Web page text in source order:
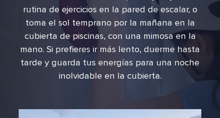
rutina de ejercicios en la pared de escalar, o
toma el sol temprano por la mañana en la
cubierta de piscinas, con una mimosa en la
mano. Si prefieres ir más lento, duerme hasta
tarde y guarda tus energías para una noche
inolvidable en la cubierta.